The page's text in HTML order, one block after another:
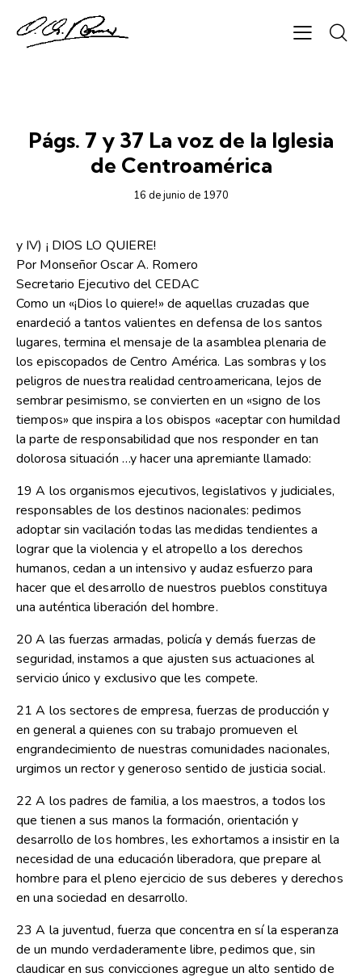
Págs. 7 y 37 La voz de la Iglesia
de Centroamérica
16 de junio de 1970
y IV) ¡ DIOS LO QUIERE!
Por Monseñor Oscar A. Romero
Secretario Ejecutivo del CEDAC
Como un «¡Dios lo quiere!» de aquellas cruzadas que
enardeció a tantos valientes en defensa de los santos
lugares, termina el mensaje de la asamblea plenaria de
los episcopados de Centro América. Las sombras y los
peligros de nuestra realidad centroamericana, lejos de
sembrar pesimismo, se convierten en un «signo de los
tiempos» que inspira a los obispos «aceptar con humildad
la parte de responsabilidad que nos responder en tan
dolorosa situación …y hacer una apremiante llamado:
19 A los organismos ejecutivos, legislativos y judiciales,
responsables de los destinos nacionales: pedimos
adoptar sin vacilación todas las medidas tendientes a
lograr que la violencia y el atropello a los derechos
humanos, cedan a un intensivo y audaz esfuerzo para
hacer que el desarrollo de nuestros pueblos constituya
una auténtica liberación del hombre.
20 A las fuerzas armadas, policía y demás fuerzas de
seguridad, instamos a que ajusten sus actuaciones al
servicio único y exclusivo que les compete.
21 A los sectores de empresa, fuerzas de producción y
en general a quienes con su trabajo promueven el
engrandecimiento de nuestras comunidades nacionales,
urgimos un rector y generoso sentido de justicia social.
22 A los padres de familia, a los maestros, a todos los
que tienen a sus manos la formación, orientación y
desarrollo de los hombres, les exhortamos a insistir en la
necesidad de una educación liberadora, que prepare al
hombre para el pleno ejercicio de sus deberes y derechos
en una sociedad en desarrollo.
23 A la juventud, fuerza que concentra en sí la esperanza
de un mundo verdaderamente libre, pedimos que, sin
claudicar en sus convicciones agregue un alto sentido de